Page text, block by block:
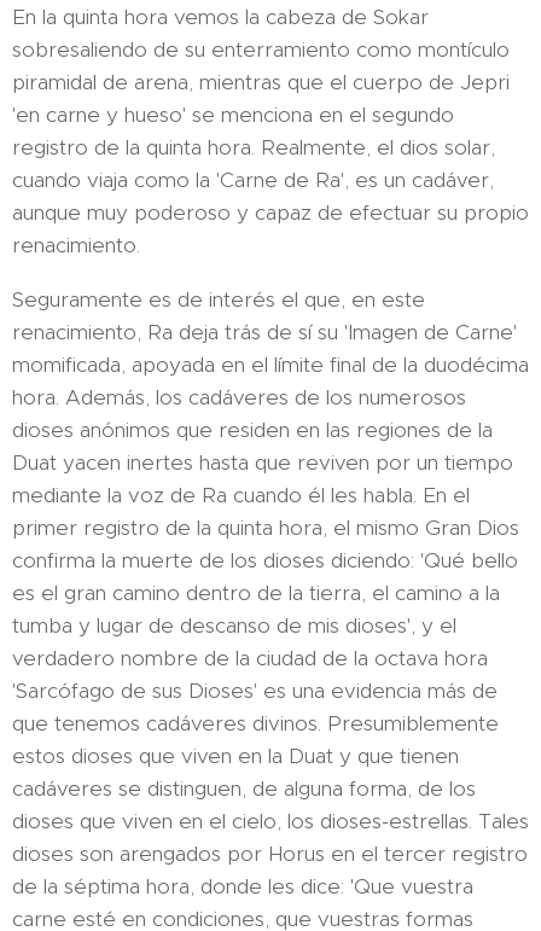
En la quinta hora vemos la cabeza de Sokar
sobresaliendo de su enterramiento como montículo
piramidal de arena, mientras que el cuerpo de Jepri
'en carne y hueso' se menciona en el segundo
registro de la quinta hora. Realmente, el dios solar,
cuando viaja como la 'Carne de Ra', es un cadáver,
aunque muy poderoso y capaz de efectuar su propio
renacimiento.
Seguramente es de interés el que, en este
renacimiento, Ra deja trás de sí su 'Imagen de Carne'
momificada, apoyada en el límite final de la duodécima
hora. Además, los cadáveres de los numerosos
dioses anónimos que residen en las regiones de la
Duat yacen inertes hasta que reviven por un tiempo
mediante la voz de Ra cuando él les habla. En el
primer registro de la quinta hora, el mismo Gran Dios
confirma la muerte de los dioses diciendo: 'Qué bello
es el gran camino dentro de la tierra, el camino a la
tumba y lugar de descanso de mis dioses', y el
verdadero nombre de la ciudad de la octava hora
'Sarcófago de sus Dioses' es una evidencia más de
que tenemos cadáveres divinos. Presumiblemente
estos dioses que viven en la Duat y que tienen
cadáveres se distinguen, de alguna forma, de los
dioses que viven en el cielo, los dioses-estrellas. Tales
dioses son arengados por Horus en el tercer registro
de la séptima hora, donde les dice: 'Que vuestra
carne esté en condiciones, que vuestras formas